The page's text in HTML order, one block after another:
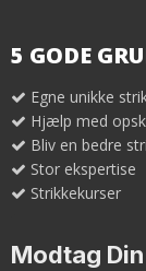
5 GODE
Egne unikke
Hjælp med
Bliv en bedre
Stor ekspertise
Strikkekurser
Modtag